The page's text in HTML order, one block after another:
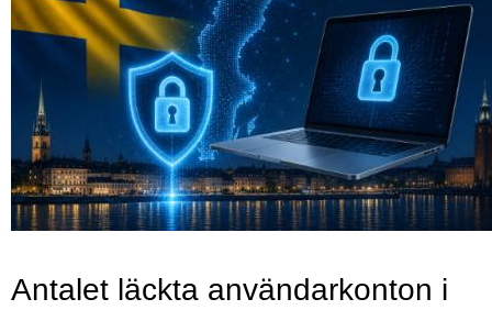
Antalet läckta användarkonton i